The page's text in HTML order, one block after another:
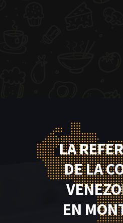
LA
DE LA
EN